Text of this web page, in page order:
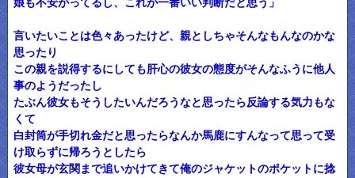
娘も不安がってるし、これが一番いい判断だと思う」
言いたいことは色々あったけど、親としちゃそんなもんなのかな
思ったり
この親を説得するにしても肝心の彼女の態度がそんなふうに他人
事のようだったし
たぶん彼女もそうしたいんだろうなと思ったら反論する気力もな
くて
白封筒が手切れ金だと思ったらなんか馬鹿にすんなって思って受
け取らずに帰ろうとしたら
彼女母が玄関まで追いかけてきて俺のジャケットのポケットに捻